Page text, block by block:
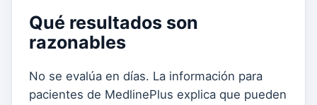
Qué resultados son
razonables
No se evalúa en días. La información para
pacientes de MedlinePlus explica que pueden